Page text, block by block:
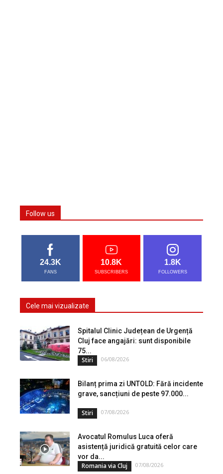
Follow us
24.3K
FANS
10.8K
SUBSCRIBERS
1.8K
FOLLOWERS
Cele mai vizualizate
Spitalul Clinic Județean de Urgență
Cluj face angajări: sunt disponibile
75...
Stiri 06/08/2026
Bilanț prima zi UNTOLD: Fără incidente
grave, sancțiuni de peste 97.000...
Stiri 07/08/2026
Avocatul Romulus Luca oferă
asistență juridică gratuită celor care
vor da...
Romania via Cluj 07/08/2026